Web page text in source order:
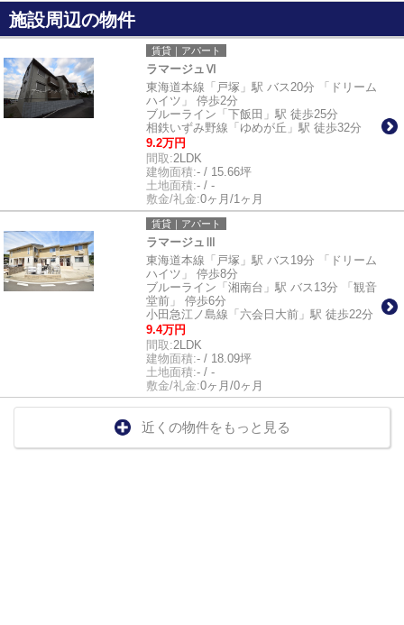
施設周辺の物件
賃貸｜アパート
ラマージュⅥ
東海道本線「戸塚」駅 バス20分 「ドリーム
ハイツ」 停歩2分
ブルーライン「下飯田」駅 徒歩25分
相鉄いずみ野線「ゆめが丘」駅 徒歩32分
9.2万円
間取:2LDK
建物面積:- / 15.66坪
土地面積:- / -
敷金/礼金:0ヶ月/1ヶ月
賃貸｜アパート
ラマージュⅢ
東海道本線「戸塚」駅 バス19分 「ドリーム
ハイツ」 停歩8分
ブルーライン「湘南台」駅 バス13分 「観音
堂前」 停歩6分
小田急江ノ島線「六会日大前」駅 徒歩22分
9.4万円
間取:2LDK
建物面積:- / 18.09坪
土地面積:- / -
敷金/礼金:0ヶ月/0ヶ月
近くの物件をもっと見る